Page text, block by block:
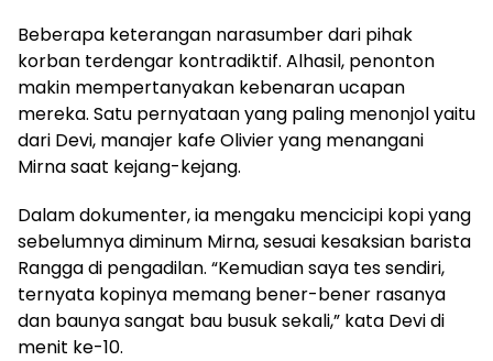
Beberapa keterangan narasumber dari pihak
korban terdengar kontradiktif. Alhasil, penonton
makin mempertanyakan kebenaran ucapan
mereka. Satu pernyataan yang paling menonjol yaitu
dari Devi, manajer kafe Olivier yang menangani
Mirna saat kejang-kejang.
Dalam dokumenter, ia mengaku mencicipi kopi yang
sebelumnya diminum Mirna, sesuai kesaksian barista
Rangga di pengadilan. “Kemudian saya tes sendiri,
ternyata kopinya memang bener-bener rasanya
dan baunya sangat bau busuk sekali,” kata Devi di
menit ke-10.